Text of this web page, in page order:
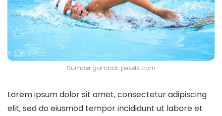
Sumber gambar: pexels.com
Lorem ipsum dolor sit amet, consectetur adipiscing
elit, sed do eiusmod tempor incididunt ut labore et